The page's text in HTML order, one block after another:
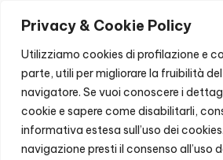
Privacy & Cookie Policy
Utilizziamo cookies di profilazione e
parte, utili per migliorare la fruibilità
navigatore. Se vuoi conoscere i
cookie e sapere come disabilitarli,
informativa estesa sull’uso dei
navigazione presti il consenso all’uso